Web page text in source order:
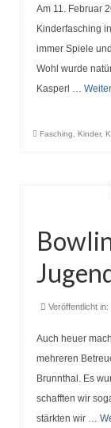
Am 11. Februar
Kinderfasching
immer Spiele
Wohl wurde
Kasperl … Weiter
Fasching Kinder,
Veröffentlicht in:
Auch heuer
mehreren
Brunnthal. Es
schafften wir
stärkten wir …